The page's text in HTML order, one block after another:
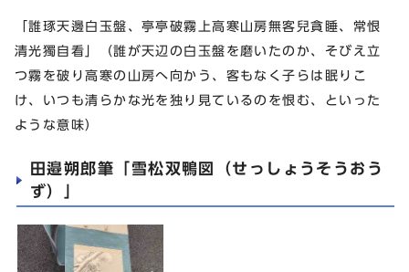
「誰琢天邊白玉盤、亭亭破霧上高寒山房無客兒貪睡、常恨
清光獨自看」（誰が天辺の白玉盤を磨いたのか、そびえ立
つ霧を破り高寒の山房へ向かう、客もなく子らは眠りこ
け、いつも清らかな光を独り見ているのを恨む、といった
ような意味）
田邉朔郎筆「雪松双鴨図（せっしょうそうおう
ず）」